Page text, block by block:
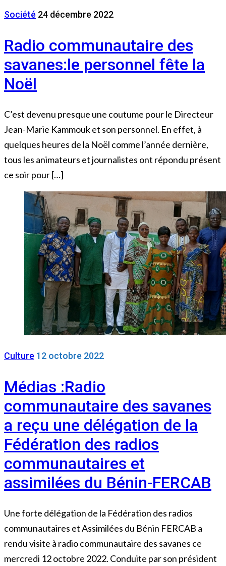
Société 24 décembre 2022
Radio communautaire des
savanes:le personnel fête la
Noël
C’est devenu presque une coutume pour le Directeur
Jean-Marie Kammouk et son personnel. En effet, à
quelques heures de la Noël comme l’année dernière,
tous les animateurs et journalistes ont répondu présent
ce soir pour […]
Culture 12 octobre 2022
Médias :Radio
communautaire des savanes
a reçu une délégation de la
Fédération des radios
communautaires et
assimilées du Bénin-FERCAB
Une forte délégation de la Fédération des radios
communautaires et Assimilées du Bénin FERCAB a
rendu visite à radio communautaire des savanes ce
mercredi 12 octobre 2022. Conduite par son président